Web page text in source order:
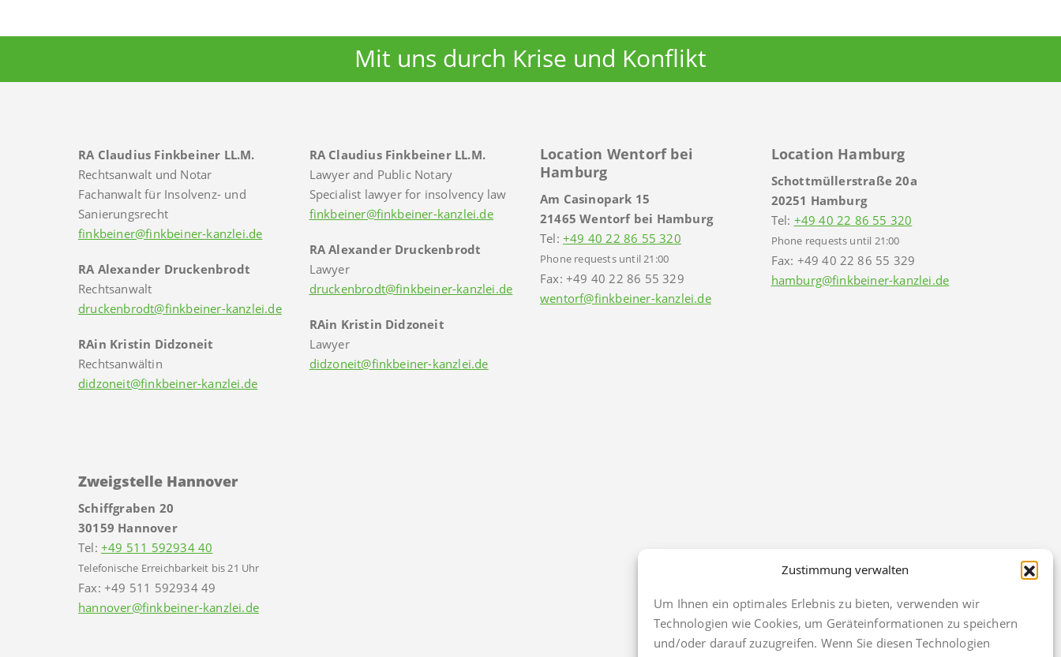
Zustimmung verwalten
Um Ihnen ein optimales Erlebnis zu bieten, verwenden wir
Technologien wie Cookies, um Geräteinformationen zu speichern
und/oder darauf zuzugreifen. Wenn Sie diesen Technologien
Mit uns durch Krise und Konflikt
RA Claudius Finkbeiner LL.M.
Rechtsanwalt und Notar
Fachanwalt für Insolvenz- und
Sanierungsrecht
finkbeiner@finkbeiner-kanzlei.de
RA Alexander Druckenbrodt
Rechtsanwalt
druckenbrodt@finkbeiner-kanzlei.de
RAin Kristin Didzoneit
Rechtsanwältin
didzoneit@finkbeiner-kanzlei.de
RA Claudius Finkbeiner LL.M.
Lawyer and Public Notary
Specialist lawyer for insolvency law
finkbeiner@finkbeiner-kanzlei.de
RA Alexander Druckenbrodt
Lawyer
druckenbrodt@finkbeiner-kanzlei.de
RAin Kristin Didzoneit
Lawyer
didzoneit@finkbeiner-kanzlei.de
Location Wentorf bei
Hamburg
Am Casinopark 15
21465 Wentorf bei Hamburg
Tel: +49 40 22 86 55 320
Phone requests until 21:00
Fax: +49 40 22 86 55 329
wentorf@finkbeiner-kanzlei.de
Location Hamburg
Schottmüllerstraße 20a
20251 Hamburg
Tel: +49 40 22 86 55 320
Phone requests until 21:00
Fax: +49 40 22 86 55 329
hamburg@finkbeiner-kanzlei.de
Zweigstelle Hannover
Schiffgraben 20
30159 Hannover
Tel: +49 511 592934 40
Telefonische Erreichbarkeit bis 21 Uhr
Fax: +49 511 592934 49
hannover@finkbeiner-kanzlei.de